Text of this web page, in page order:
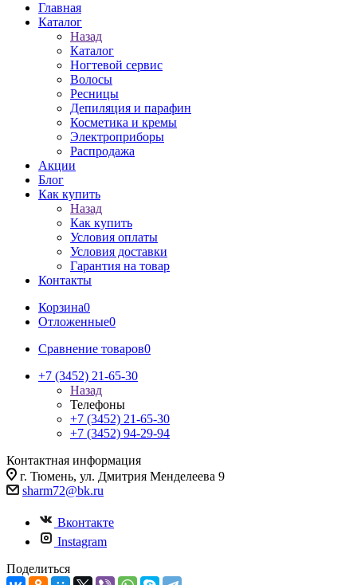
Главная
Каталог
Назад
Каталог
Ногтевой сервис
Волосы
Ресницы
Депиляция и парафин
Косметика и кремы
Электроприборы
Распродажа
Акции
Блог
Как купить
Назад
Как купить
Условия оплаты
Условия доставки
Гарантия на товар
Контакты
Корзина0
Отложенные0
Сравнение товаров0
+7 (3452) 21-65-30
Назад
Телефоны
+7 (3452) 21-65-30
+7 (3452) 94-29-94
Контактная информация
г. Тюмень, ул. Дмитрия Менделеева 9
sharm72@bk.ru
Вконтакте
Instagram
Поделиться